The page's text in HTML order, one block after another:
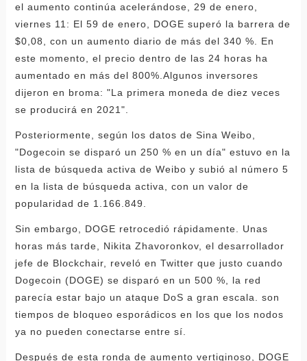
el aumento continúa acelerándose, 29 de enero,
viernes 11: El 59 de enero, DOGE superó la barrera de
$0,08, con un aumento diario de más del 340 %. En
este momento, el precio dentro de las 24 horas ha
aumentado en más del 800%.Algunos inversores
dijeron en broma: "La primera moneda de diez veces
se producirá en 2021".
Posteriormente, según los datos de Sina Weibo,
"Dogecoin se disparó un 250 % en un día" estuvo en la
lista de búsqueda activa de Weibo y subió al número 5
en la lista de búsqueda activa, con un valor de
popularidad de 1.166.849.
Sin embargo, DOGE retrocedió rápidamente. Unas
horas más tarde, Nikita Zhavoronkov, el desarrollador
jefe de Blockchair, reveló en Twitter que justo cuando
Dogecoin (DOGE) se disparó en un 500 %, la red
parecía estar bajo un ataque DoS a gran escala. son
tiempos de bloqueo esporádicos en los que los nodos
ya no pueden conectarse entre sí.
Después de esta ronda de aumento vertiginoso, DOGE